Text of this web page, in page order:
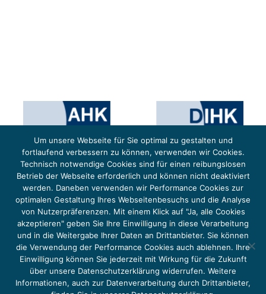
Das Projekt YOUNG ENERGY EUROPE wird gefördert durch die Europäische Klimaschutzinitiative (EUKI).
Die EUKI ist ein Förderinstrument des deutschen Bundesministeriums für Umwelt, Klimaschutz,
Naturschutz und nukleare Sicherheit (BMUKN). Übergeordnetes Ziel der EUKI ist eine Intensivierung des
grenzüberschreitenden Dialogs sowie des Wissens- und Erfahrungsaustauschs in der Europäischen Union,
um gemeinsam die Umsetzung des Paris Abkommens voranzutreiben.
Um unsere Webseite für Sie optimal zu gestalten und
fortlaufend verbessern zu können, verwenden wir Cookies.
Technisch notwendige Cookies sind für einen reibungslosen
Betrieb der Webseite erforderlich und können nicht deaktiviert
werden. Daneben verwenden wir Performance Cookies zur
optimalen Gestaltung Ihres Webseitenbesuchs und die Analyse
von Nutzerpräferenzen. Mit einem Klick auf "Ja, alle Cookies
akzeptieren" geben Sie Ihre Einwilligung in diese Verarbeitung
und in die Weitergabe Ihrer Daten an Drittanbieter. Sie können
die Verwendung der Performance Cookies auch ablehnen. Ihre
Einwilligung können Sie jederzeit mit Wirkung für die Zukunft
über unsere Datenschutzerklärung widerrufen. Weitere
Informationen, auch zur Datenverarbeitung durch Drittanbieter,